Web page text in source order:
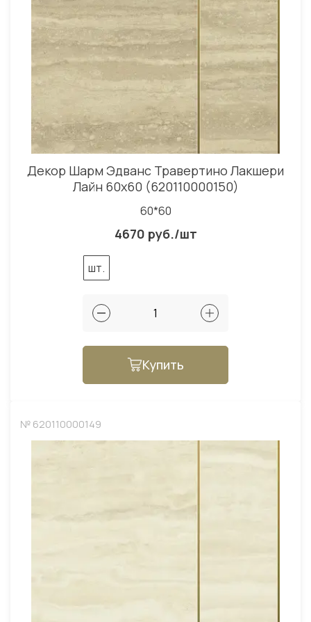
Декор Шарм Эдванс Травертино Лакшери
Лайн 60x60 (620110000150)
60*60
4670 руб./шт
шт.
Купить
№ 620110000149